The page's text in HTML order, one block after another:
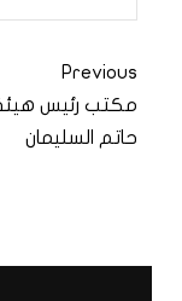
Previous
مكتب رئيس
حاتم السليمان